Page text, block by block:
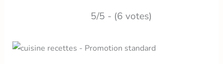
5/5 - (6 votes)